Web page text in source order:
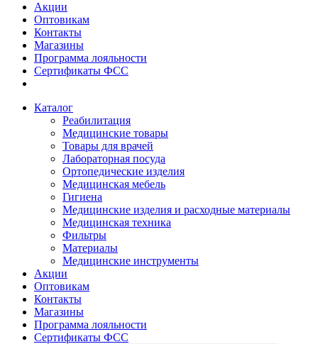
Акции
Оптовикам
Контакты
Магазины
Программа лояльности
Сертификаты ФСС
Каталог
Реабилитация
Медицинские товары
Товары для врачей
Лабораторная посуда
Ортопедические изделия
Медицинская мебель
Гигиена
Медицинские изделия и расходные материалы
Медицинская техника
Фильтры
Материалы
Медицинские инструменты
Акции
Оптовикам
Контакты
Магазины
Программа лояльности
Сертификаты ФСС